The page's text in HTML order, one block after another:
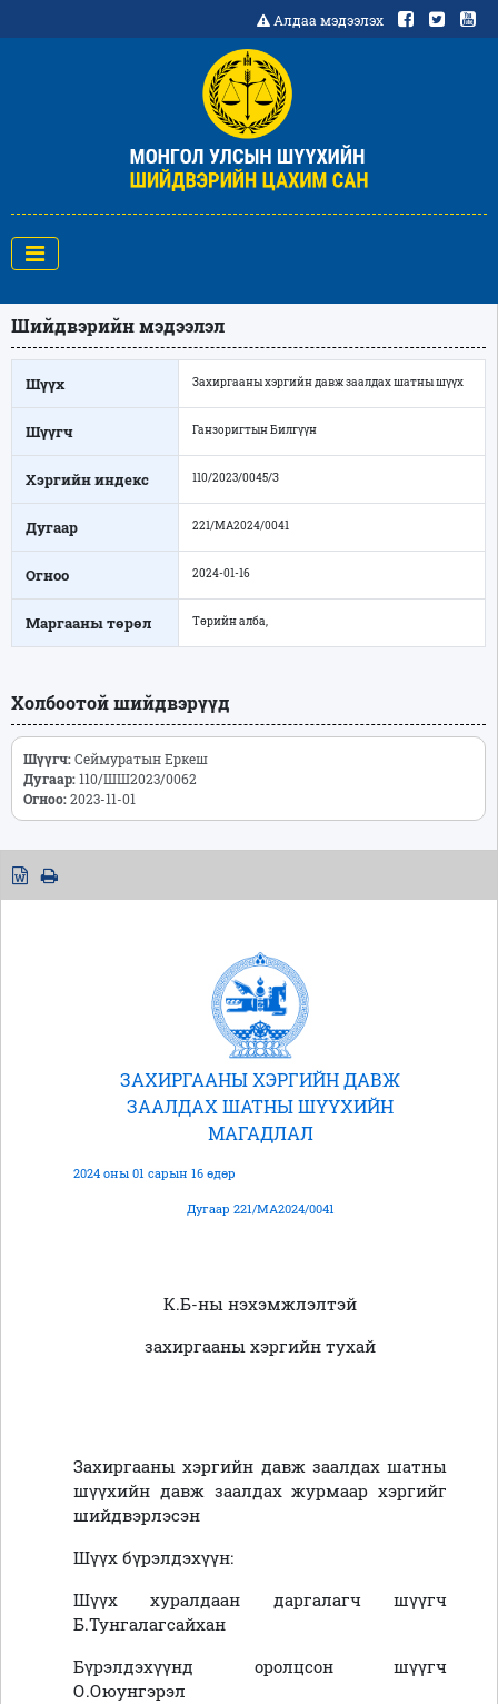
Алдаа мэдээлэх
Шийдвэрийн мэдээлэл
Шүүх Захиргааны хэргийн давж заалдах шатны шүүх
Шүүгч Ганзоригтын Билгүүн
Хэргийн индекс 110/2023/0045/З
Дугаар 221/МА2024/0041
Огноо 2024-01-16
Маргааны төрөл Төрийн алба,
Холбоотой шийдвэрүүд
Шүүгч:Сеймуратын Еркеш
Дугаар:110/ШШ2023/0062
Огноо:2023-11-01
ЗАХИРГААНЫ ХЭРГИЙН ДАВЖ
ЗААЛДАХ ШАТНЫ ШҮҮХИЙН
МАГАДЛАЛ
2024 оны 01 сарын 16 өдөр
Дугаар 221/МА2024/0041
К.Б-ны нэхэмжлэлтэй
захиргааны хэргийн тухай
Захиргааны хэргийн давж заалдах шатны
шүүхийн давж заалдах журмаар хэргийг
шийдвэрлэсэн
Шүүх бүрэлдэхүүн:
Шүүх хуралдаан даргалагч шүүгч
Б.Тунгалагсайхан
Бүрэлдэхүүнд оролцсон шүүгч
О.Оюунгэрэл